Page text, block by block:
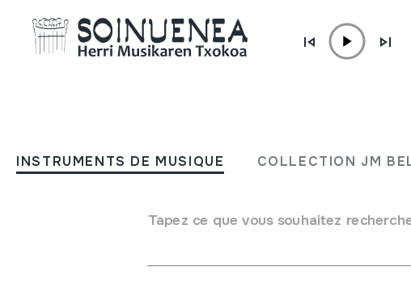
INSTRUMENTS DE MUSIQUE COLLECTION JM
Tapez ce que vous souhaitez
Gipuzkoa II (Euskarazko
Gidoi eta Zuzendaritza: Pio Caro Baroja; Julio Caro Baroja Egilea: